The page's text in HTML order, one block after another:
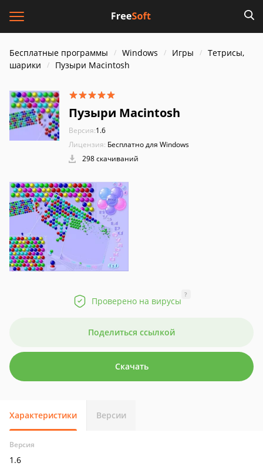
Бесплатные программы Windows Игры
Тетрисы,
шарики
Пузыри Macintosh
Пузыри Macintosh
Версия:1.6
Лицензия: Бесплатно для Windows
298 скачиваний
Проверено на вирусы
?
Поделиться ссылкой
Скачать
Характеристики Версии
Версия
1.6